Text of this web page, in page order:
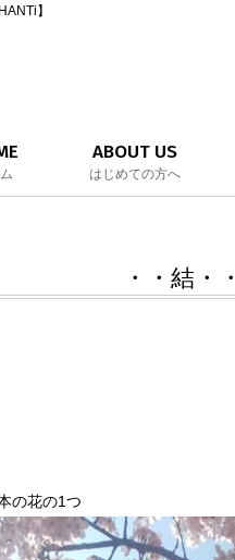
】
ABOUT US
はじめての方へ
・・結・・
の花の1つ